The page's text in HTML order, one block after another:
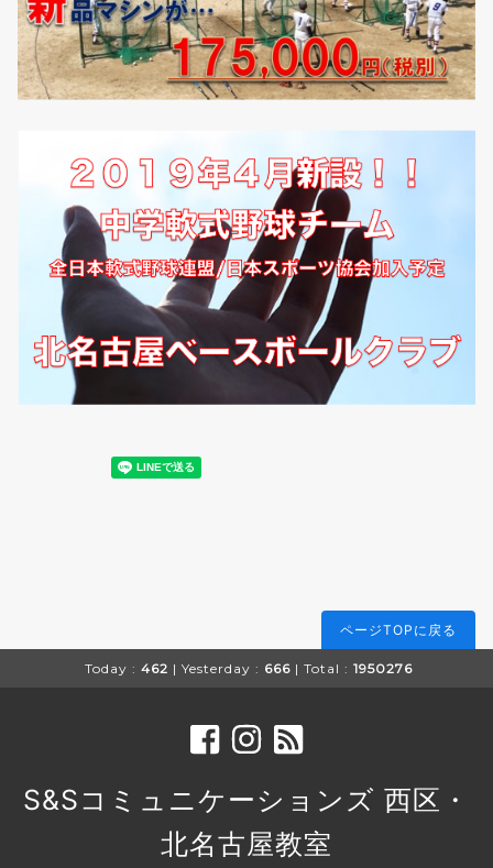
ページTOPに戻る
Today : 462 | Yesterday : 666 | Total : 1950276
S&Sコミュニケーションズ 西区・
北名古屋教室